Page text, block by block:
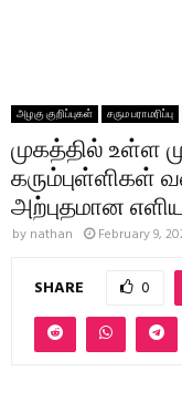
அழகு குறிப்புகள் சரும பராமரிப்பு
முகத்தில் உள்ள
அற்புதமான
by nathan February 9,
SHARE 0